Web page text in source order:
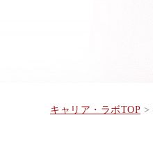
キャリア・ラボTOP